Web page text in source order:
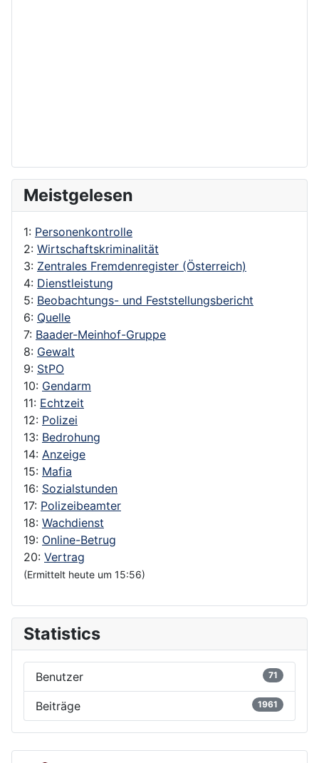
Meistgelesen
1: Personenkontrolle
2: Wirtschaftskriminalität
3: Zentrales Fremdenregister (Österreich)
4: Dienstleistung
5: Beobachtungs- und Feststellungsbericht
6: Quelle
7: Baader-Meinhof-Gruppe
8: Gewalt
9: StPO
10: Gendarm
11: Echtzeit
12: Polizei
13: Bedrohung
14: Anzeige
15: Mafia
16: Sozialstunden
17: Polizeibeamter
18: Wachdienst
19: Online-Betrug
20: Vertrag
(Ermittelt heute um 15:56)
Statistics
Benutzer 71
Beiträge 1961